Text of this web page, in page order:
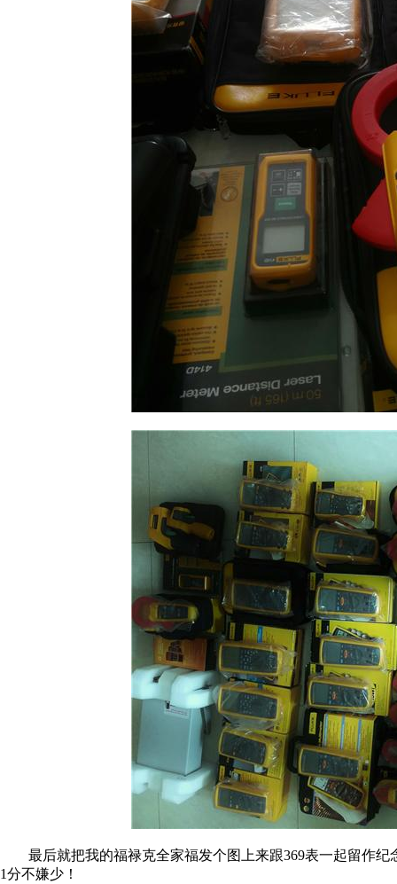
最后就把我的福禄克全家福发个图上来跟369表一起留作纪
1分不嫌少！